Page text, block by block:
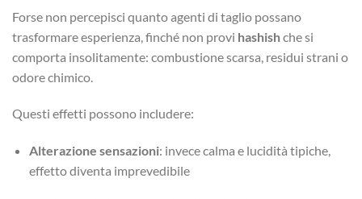
Forse non percepisci quanto agenti di taglio possano
trasformare esperienza, finché non provi hashishche si
comporta insolitamente: combustione scarsa, residui strani o
odore chimico.
Questi effetti possono includere:
Alterazione sensazioni: invece calma e lucidità tipiche,
effetto diventa imprevedibile